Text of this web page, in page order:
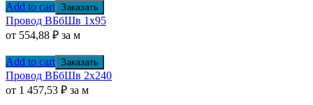
Add to cart Заказать
Провод ВБбШв 1х95
от 554,88 ₽ за м
Add to cart Заказать
Провод ВБбШв 2х240
от 1 457,53 ₽ за м